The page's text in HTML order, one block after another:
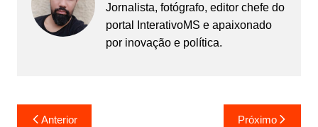
Jornalista, fotógrafo, editor chefe do
portal InterativoMS e apaixonado
por inovação e política.
Navegação
Anterior Próximo